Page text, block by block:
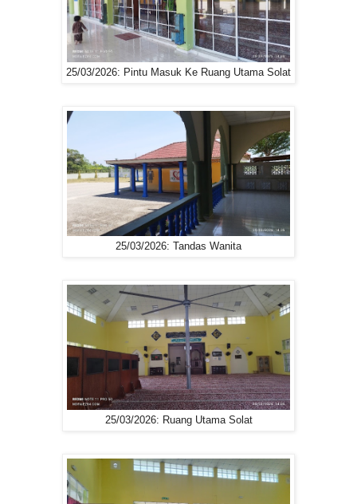
25/03/2026: Pintu Masuk Ke Ruang Utama Solat
25/03/2026: Tandas Wanita
25/03/2026: Ruang Utama Solat